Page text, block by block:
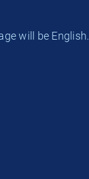
will be English.